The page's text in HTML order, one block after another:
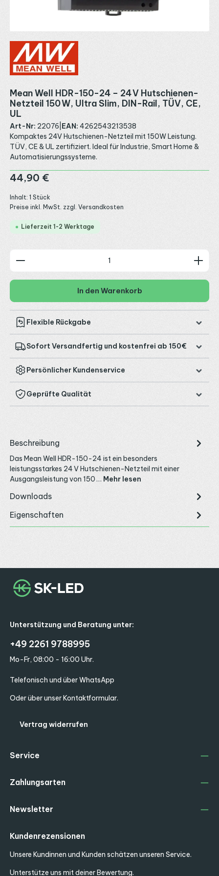
Mean Well HDR-150-24 – 24 V Hutschienen-
Netzteil 150 W, Ultra Slim, DIN-Rail, TÜV, CE,
UL
Art-Nr: 22076 EAN: 4262543213538
Kompaktes 24V Hutschienen-Netzteil mit 150W Leistung.
TÜV, CE & UL zertifiziert. Ideal für Industrie, Smart Home &
Automatisierungssysteme.
Regulärer Preis:
44,90 €
Inhalt: 1 Stück
Preise inkl. MwSt. zzgl. Versandkosten
Lieferzeit 1-2 Werktage
Produkt Anzahl: Gib den gewünschten Wert ein
In den Warenkorb
Flexible Rückgabe
Sofort Versandfertig und kostenfrei ab 150€
Persönlicher Kundenservice
Geprüfte Qualität
Beschreibung
Das Mean Well HDR-150-24 ist ein besonders
leistungsstarkes 24 V Hutschienen-Netzteil mit einer
Ausgangsleistung von 150 … Mehr lesen
Downloads
Eigenschaften
Unterstützung und Beratung unter:
+49 2261 9788995
Mo-Fr, 08:00 - 16:00 Uhr.
Telefonisch und über WhatsApp
Oder über unserKontaktformular.
Vertrag widerrufen
Service
Zahlungsarten
Kundenrezensionen
Unsere Kundinnen und Kunden schätzen unseren Service.
Unterstütze uns mit deiner Bewertung.
Newsletter